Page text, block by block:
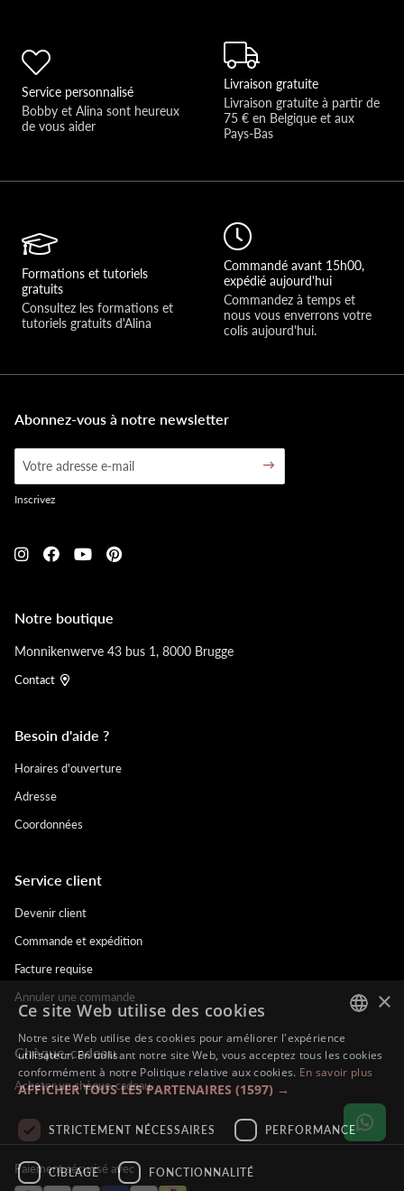
Service personnalisé
Bobby et Alina sont heureux
de vous aider
Livraison gratuite
Livraison gratuite à partir de
75 € en Belgique et aux
Pays-Bas
Formations et tutoriels
gratuits
Consultez les formations et
tutoriels gratuits d'Alina
Commandé avant 15h00,
expédié aujourd'hui
Commandez à temps et
nous vous enverrons votre
colis aujourd'hui.
Notre boutique
Monnikenwerve 43 bus 1, 8000 Brugge
Contact
Besoin d'aide ?
Horaires d'ouverture
Adresse
Coordonnées
Service client
Devenir client
Commande et expédition
Facture requise
Annuler une commande
Chèque-cadeau
Acheter un chèque-cadeau
Abonnez-vous à notre newsletter
Inscrivez
Paiement sécurisé avec
DUTCH
ENGLISH
FRENCH
GERMAN
×
Ce site Web utilise des cookies
Notre site Web utilise des cookies pour améliorer l'expérience
utilisateur. En utilisant notre site Web, vous acceptez tous les cookies
conformément à notre Politique relative aux cookies. En savoir plus
AFFICHER TOUS LES PARTENAIRES (1597) →
STRICTEMENT NÉCESSAIRES PERFORMANCE
CIBLAGE FONCTIONNALITÉ